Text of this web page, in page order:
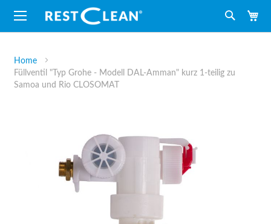
Suche
Home
Füllventil "Typ Grohe - Modell DAL-Amman" kurz 1-teilig zu
Samoa und Rio CLOSOMAT
Bildergalerie